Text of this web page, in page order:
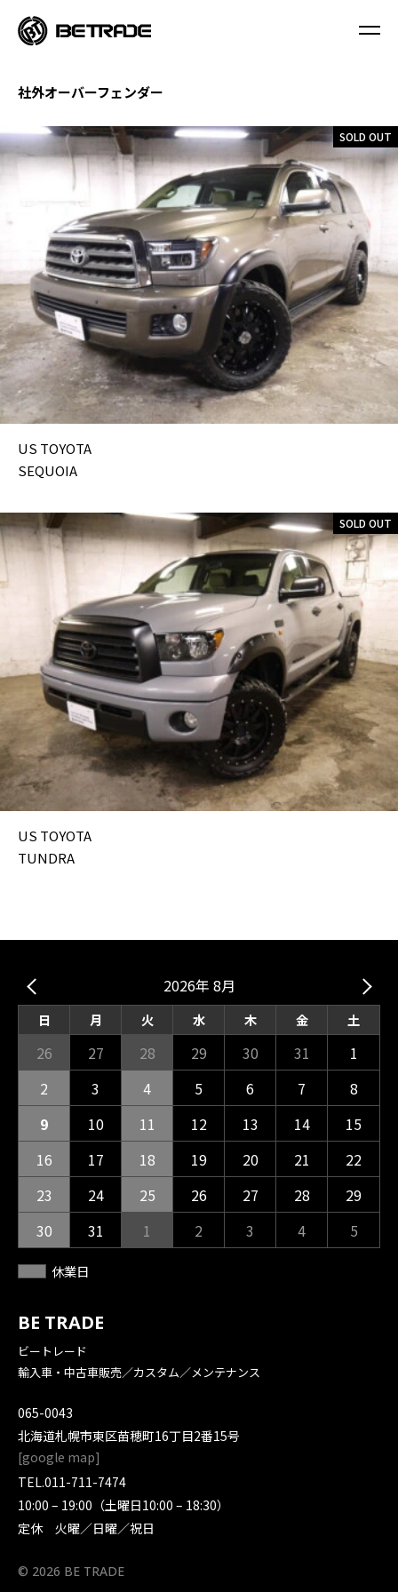
社外オーバーフェンダー
SOLD OUT
US TOYOTA
SEQUOIA
SOLD OUT
US TOYOTA
TUNDRA
BE TRADE
ビートレード
輸入車・中古車販売／カスタム／メンテナンス
065-0043
北海道札幌市東区苗穂町16丁目2番15号
[google map]
TEL.011-711-7474
10:00 – 19:00（土曜日10:00 – 18:30）
定休 火曜／日曜／祝日
2026年 8月
日 月 火 水 木 金 土
26 27 28 29 30 31
1
2
3 4 5 6 7
8
9
10 11 12 13 14
15
16
17 18 19 20 21
22
23
24 25 26 27 28
29
30
31 1 2 3 4 5
休業日
© 2026 BE TRADE